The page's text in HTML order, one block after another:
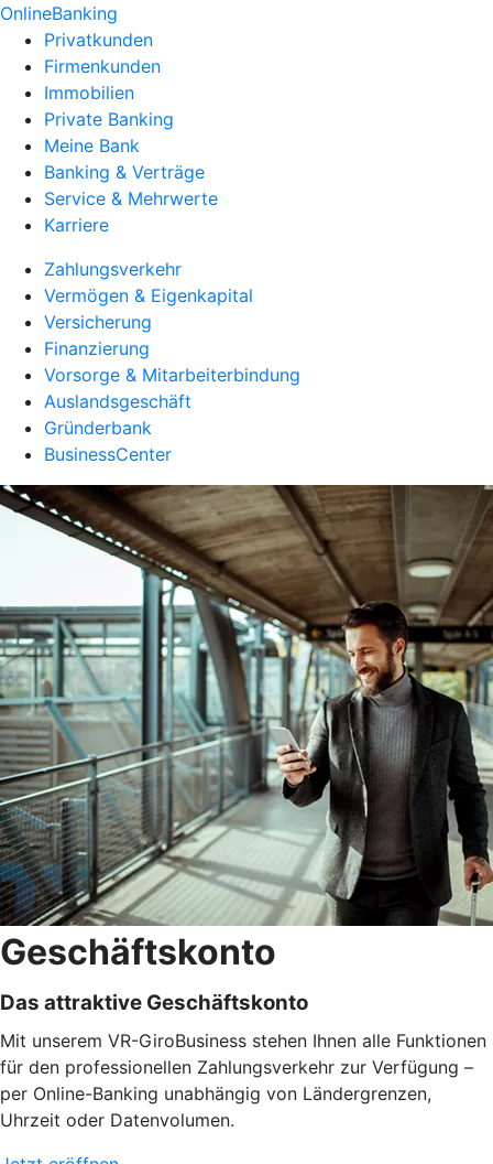
OnlineBanking
Privatkunden
Firmenkunden
Immobilien
Private Banking
Meine Bank
Banking & Verträge
Service & Mehrwerte
Karriere
Zahlungsverkehr
Vermögen & Eigenkapital
Versicherung
Finanzierung
Vorsorge & Mitarbeiterbindung
Auslandsgeschäft
Gründerbank
BusinessCenter
Geschäftskonto
Das attraktive Geschäftskonto
Mit unserem VR-GiroBusiness stehen Ihnen alle Funktionen
für den professionellen Zahlungsverkehr zur Verfügung –
per Online-Banking unabhängig von Ländergrenzen,
Uhrzeit oder Datenvolumen.